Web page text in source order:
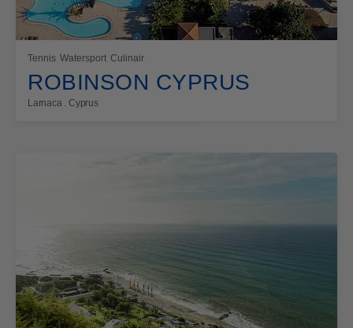
Tennis Watersport Culinair
ROBINSON CYPRUS
Larnaca . Cyprus